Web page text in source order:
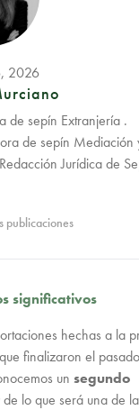
2026
de sepín Extranjería .
de sepín Mediación
Jurídica de
publicaciones
significativos
hechas a la
finalizaron el
un segundo
de lo que será una de